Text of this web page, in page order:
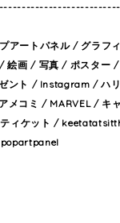
アートパネル / グラフ
/ 絵画 / 写真 / ポスター
ント / Instagram / ハ
メコミ / MARVEL / キ
ティケット /